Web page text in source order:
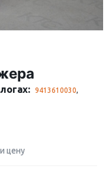
9413610030,
цену